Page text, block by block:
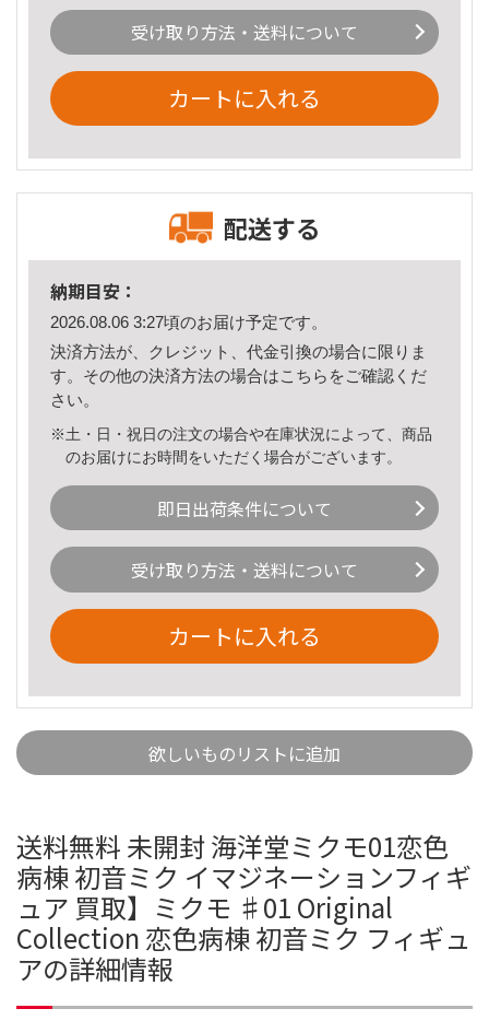
受け取り方法・送料について
カートに入れる
配送する
納期目安：
2026.08.06 3:27頃のお届け予定です。
決済方法が、クレジット、代金引換の場合に限りま
す。その他の決済方法の場合はこちら をご確認くだ
さい。
※土・日・祝日の注文の場合や在庫状況によって、商品
のお届けにお時間をいただく場合がございます。
即日出荷条件について
受け取り方法・送料について
カートに入れる
欲しいものリストに追加
送料無料 未開封 海洋堂ミクモ01恋色
病棟 初音ミク イマジネーションフィギ
ュア 買取】ミクモ ♯01 Original
Collection 恋色病棟 初音ミク フィギュ
アの詳細情報